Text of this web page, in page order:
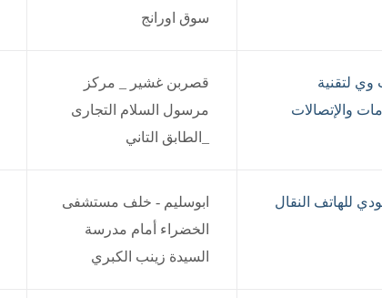
سوق اورانج
لتقنية
والإتصالات
قصربن غشير _ مركز
مرسول السلام التجارى
_الطابق التاني
للهاتف النقال
ابوسليم - خلف مستشفى
الخضراء أمام مدرسة
السيدة زينب الكبري